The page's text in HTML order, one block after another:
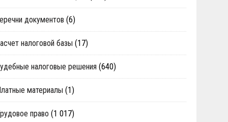
документов (6)
налоговой базы (17)
налоговые решения (640)
материалы (1)
право (1 017)